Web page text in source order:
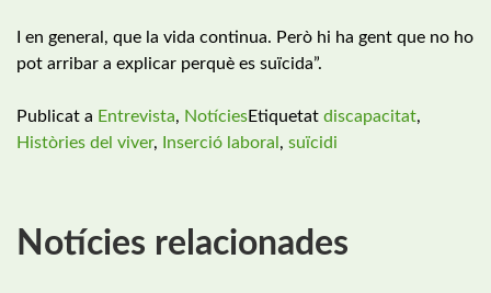
I en general, que la vida continua. Però hi ha gent que no ho
pot arribar a explicar perquè es suïcida”.
Publicat a Entrevista, NotíciesEtiquetat discapacitat,
Històries del viver, Inserció laboral, suïcidi
Notícies relacionades